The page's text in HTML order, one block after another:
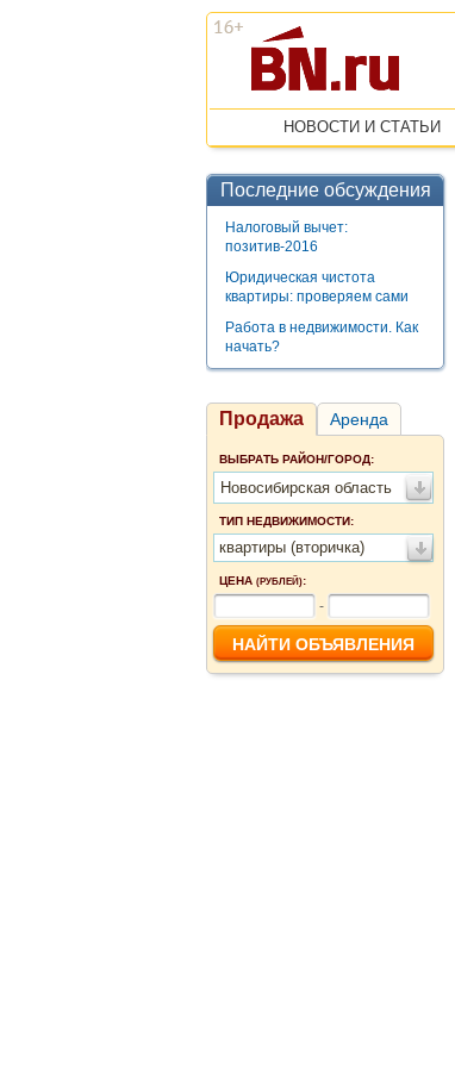
НОВОСТИ И СТАТЬИ
Последние обсуждения
Налоговый вычет:
позитив-2016
Юридическая чистота
квартиры: проверяем сами
Работа в недвижимости. Как
начать?
Продажа Аренда
ВЫБРАТЬ РАЙОН/ГОРОД:
Новосибирская область
ТИП НЕДВИЖИМОСТИ:
квартиры (вторичка)
ЦЕНА (РУБЛЕЙ):
-